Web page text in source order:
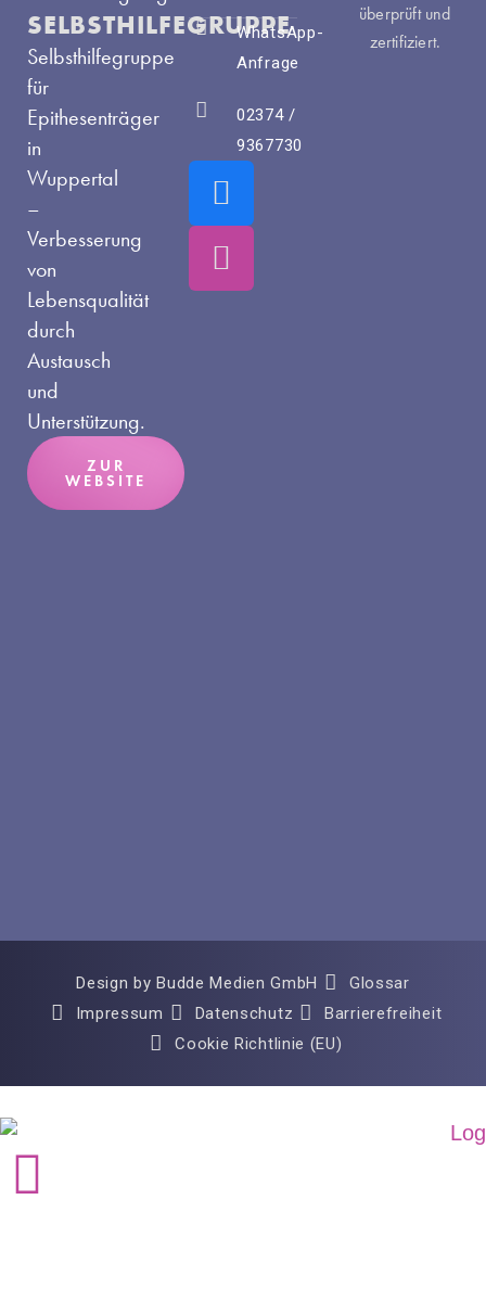
SELBSTHILFEGRUPPE
Selbsthilfegruppe
für
Epithesenträger
in
Wuppertal
–
Verbesserung
von
Lebensqualität
durch
Austausch
und
Unterstützung.
ZUR
WEBSITE
WhatsApp-
Anfrage
02374 /
9367730
F
a
c
e
I
n
s
t
überprüft und
zertifiziert.
Design by Budde Medien GmbH
Glossar
Impressum
Datenschutz
Barrierefreiheit
Cookie Richtlinie (EU)